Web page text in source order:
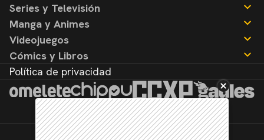
Noticias
Reseñas
Series y Televisión
Noticias
Reseñas
Manga y Animes
Noticias
Reseñas
Videojuegos
Noticias
Reseñas
Cómics y Libros
Noticias
Reseñas
Política de privacidad